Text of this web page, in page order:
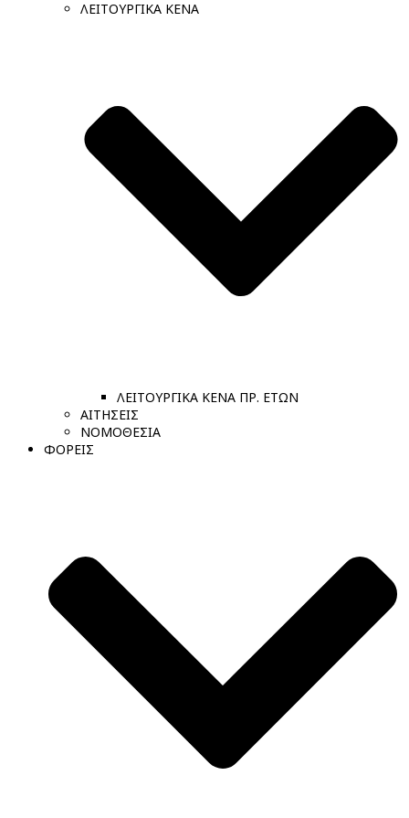
ΛΕΙΤΟΥΡΓΙΚΑ ΚΕΝΑ
ΛΕΙΤΟΥΡΓΙΚΑ ΚΕΝΑ ΠΡ. ΕΤΩΝ
ΑΙΤΗΣΕΙΣ
ΝΟΜΟΘΕΣΙΑ
ΦΟΡΕΙΣ